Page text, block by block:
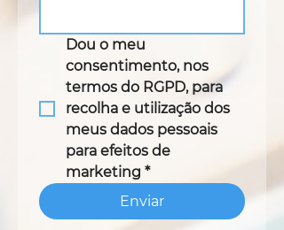
Dou o meu
consentimento, nos
termos do RGPD, para
recolha e utilização dos
meus dados pessoais
para efeitos de
marketing *
Enviar